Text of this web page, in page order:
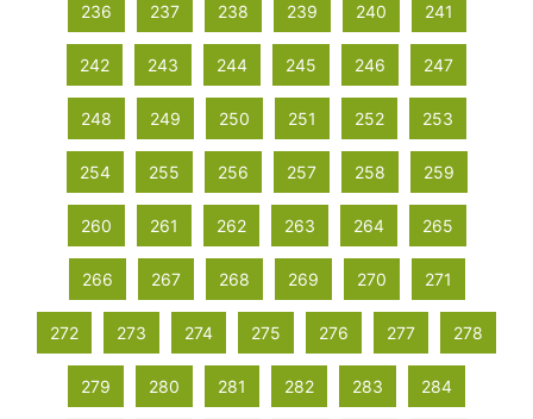
236 237 238 239 240 241
242 243 244 245 246 247
248 249 250 251 252 253
254 255 256 257 258 259
260 261 262 263 264 265
266 267 268 269 270 271
272 273 274 275 276 277 278
279 280 281 282 283 284